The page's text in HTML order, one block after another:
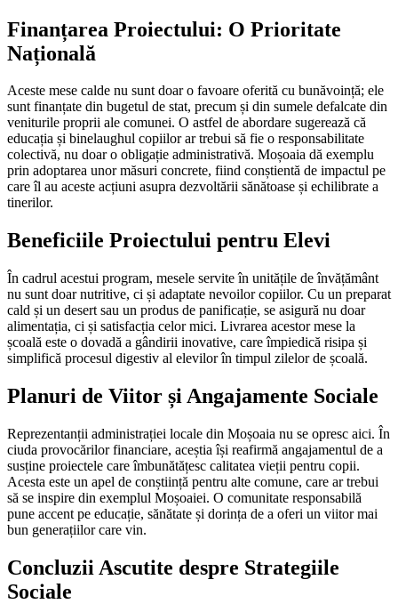
Finanțarea Proiectului: O Prioritate
Națională
Aceste mese calde nu sunt doar o favoare oferită cu bunăvoință; ele
sunt finanțate din bugetul de stat, precum și din sumele defalcate din
veniturile proprii ale comunei. O astfel de abordare sugerează că
educația și binelaughul copiilor ar trebui să fie o responsabilitate
colectivă, nu doar o obligație administrativă. Moșoaia dă exemplu
prin adoptarea unor măsuri concrete, fiind conștientă de impactul pe
care îl au aceste acțiuni asupra dezvoltării sănătoase și echilibrate a
tinerilor.
Beneficiile Proiectului pentru Elevi
În cadrul acestui program, mesele servite în unitățile de învățământ
nu sunt doar nutritive, ci și adaptate nevoilor copiilor. Cu un preparat
cald și un desert sau un produs de panificație, se asigură nu doar
alimentația, ci și satisfacția celor mici. Livrarea acestor mese la
școală este o dovadă a gândirii inovative, care împiedică risipa și
simplifică procesul digestiv al elevilor în timpul zilelor de școală.
Planuri de Viitor și Angajamente Sociale
Reprezentanții administrației locale din Moșoaia nu se opresc aici. În
ciuda provocărilor financiare, aceștia își reafirmă angajamentul de a
susține proiectele care îmbunătățesc calitatea vieții pentru copii.
Acesta este un apel de conștiință pentru alte comune, care ar trebui
să se inspire din exemplul Moșoaiei. O comunitate responsabilă
pune accent pe educație, sănătate și dorința de a oferi un viitor mai
bun generațiilor care vin.
Concluzii Ascutite despre Strategiile
Sociale